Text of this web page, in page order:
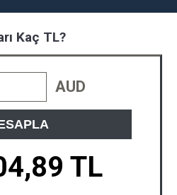
Kaç TL?
AUD
TL